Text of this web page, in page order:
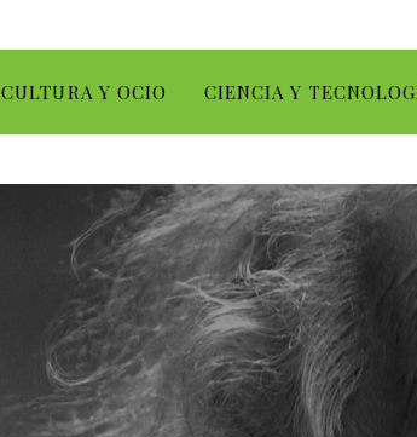
CULTURA Y OCIO CIENCIA Y